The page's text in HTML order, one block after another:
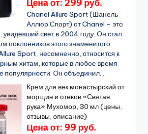
Цена от: 299 руб.
Chanel Allure Sport (Шанель
Аллюр Спорт) от Chanel – это
увидевший свет в 2004 году. Он стал
поклонников этого знаменитого
Sport, несомненно, относится к
хитам, которые в любое время
популярности. Он объединил...
Крем для век монастырский от
морщин и отеков «Святая
рука» Мухомор, 30 мл (цены,
отзывы, описание)
Цена от: 99 руб.